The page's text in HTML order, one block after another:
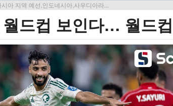
아 지역 예선,인도네시아,사우디아라...
드컵 보인다… 월드